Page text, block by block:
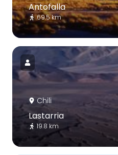
Antofalla
69.5 km
Chili
Lastarria
19.8 km